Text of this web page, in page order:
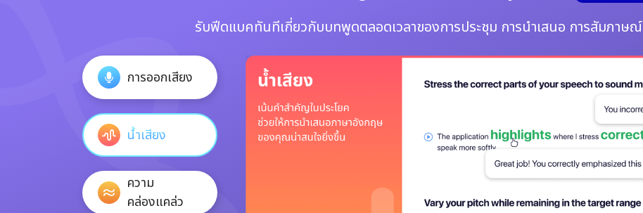
รับฟีดแบคทันทีเกี่ยวกับบทพูดตลอดเวลาของการประชุม การนำเสนอ การสัมภาษ
การออกเสียง
น้ำเสียง
ความ
คล่องแคล่ว